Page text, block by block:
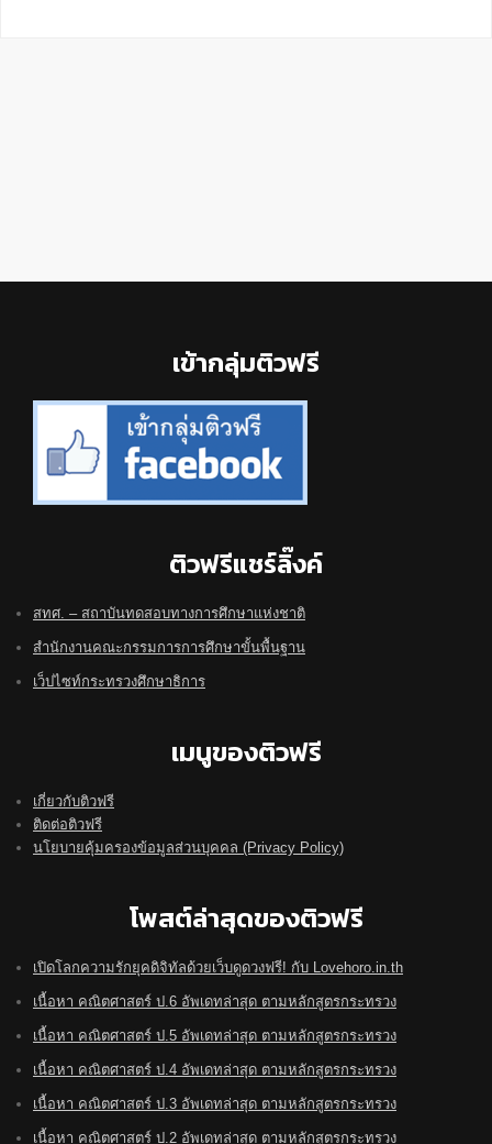
เข้ากลุ่มติวฟรี
ติวฟรีแชร์ลิ๊งค์
สทศ. – สถาบันทดสอบทางการศึกษาแห่งชาติ
สำนักงานคณะกรรมการการศึกษาขั้นพื้นฐาน
เว็ปไซท์กระทรวงศึกษาธิการ
เมนูของติวฟรี
เกี่ยวกับติวฟรี
ติดต่อติวฟรี
นโยบายคุ้มครองข้อมูลส่วนบุคคล (Privacy Policy)
โพสต์ล่าสุดของติวฟรี
เปิดโลกความรักยุคดิจิทัลด้วยเว็บดูดวงฟรี! กับ Lovehoro.in.th
เนื้อหา คณิตศาสตร์ ป.6 อัพเดทล่าสุด ตามหลักสูตรกระทรวง
เนื้อหา คณิตศาสตร์ ป.5 อัพเดทล่าสุด ตามหลักสูตรกระทรวง
เนื้อหา คณิตศาสตร์ ป.4 อัพเดทล่าสุด ตามหลักสูตรกระทรวง
เนื้อหา คณิตศาสตร์ ป.3 อัพเดทล่าสุด ตามหลักสูตรกระทรวง
เนื้อหา คณิตศาสตร์ ป.2 อัพเดทล่าสุด ตามหลักสูตรกระทรวง